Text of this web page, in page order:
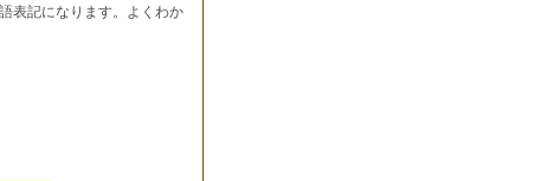
表記になります。よくわか